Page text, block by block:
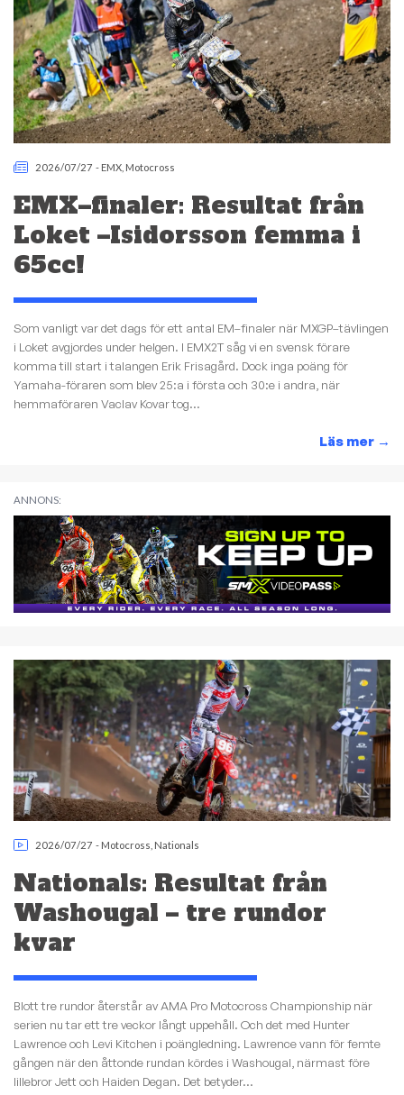
2026/07/27 - EMX Motocross
EMX–finaler: Resultat från
Loket –Isidorsson femma i
65cc!
Som vanligt var det dags för ett antal EM–finaler när MXGP–tävlingen
i Loket avgjordes under helgen. I EMX2T såg vi en svensk förare
komma till start i talangen Erik Frisagård. Dock inga poäng för
Yamaha-föraren som blev 25:a i första och 30:e i andra, när
hemmaföraren Vaclav Kovar tog...
Läs mer →
ANNONS:
2026/07/27 - Motocross Nationals
Nationals: Resultat från
Washougal – tre rundor
kvar
Blott tre rundor återstår av AMA Pro Motocross Championship när
serien nu tar ett tre veckor långt uppehåll. Och det med Hunter
Lawrence och Levi Kitchen i poängledning. Lawrence vann för femte
gången när den åttonde rundan kördes i Washougal, närmast före
lillebror Jett och Haiden Degan. Det betyder...